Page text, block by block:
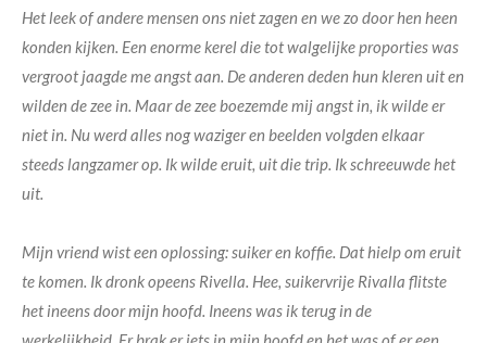
Het leek of andere mensen ons niet zagen en we zo door hen heen
konden kijken. Een enorme kerel die tot walgelijke proporties was
vergroot jaagde me angst aan. De anderen deden hun kleren uit en
wilden de zee in. Maar de zee boezemde mij angst in, ik wilde er
niet in. Nu werd alles nog waziger en beelden volgden elkaar
steeds langzamer op. Ik wilde eruit, uit die trip. Ik schreeuwde het
uit.
Mijn vriend wist een oplossing: suiker en koffie. Dat hielp om eruit
te komen. Ik dronk opeens Rivella. Hee, suikervrije Rivalla flitste
het ineens door mijn hoofd. Ineens was ik terug in de